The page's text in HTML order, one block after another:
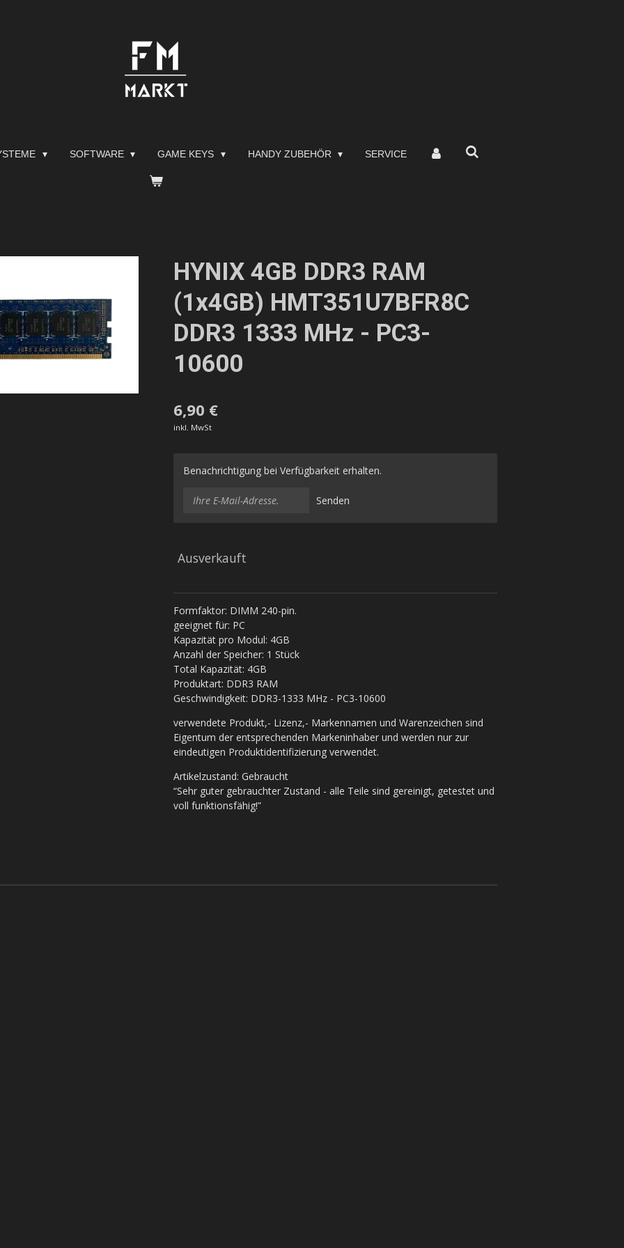
SOFTWARE GAME KEYS HANDY ZUBEHÖR SERVICE
HYNIX 4GB DDR3 RAM
(1x4GB) HMT351U7BFR8C
DDR3 1333 MHz - PC3-
10600
6,90 €
inkl. MwSt
Benachrichtigung bei Verfügbarkeit erhalten.
Senden
Ausverkauft
Formfaktor: DIMM 240-pin.
geeignet für: PC
Kapazität pro Modul: 4GB
Anzahl der Speicher: 1 Stück
Total Kapazität: 4GB
Produktart: DDR3 RAM
Geschwindigkeit: DDR3-1333 MHz - PC3-10600
verwendete Produkt,- Lizenz,- Markennamen und Warenzeichen sind
Eigentum der entsprechenden Markeninhaber und werden nur zur
eindeutigen Produktidentifizierung verwendet.
Artikelzustand: Gebraucht
“Sehr guter gebrauchter Zustand - alle Teile sind gereinigt, getestet und
voll funktionsfähig!”